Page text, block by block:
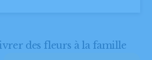
des fleurs à la famille